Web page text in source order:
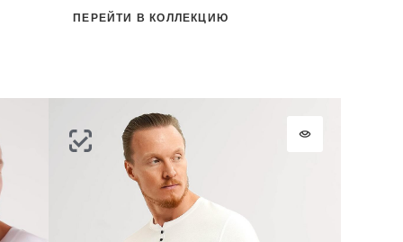
ПЕРЕЙТИ В КОЛЛЕКЦИЮ